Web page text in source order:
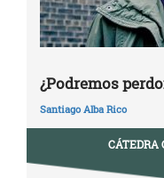
¿Podremos
Santiago Alba Rico
CÁTEDRA